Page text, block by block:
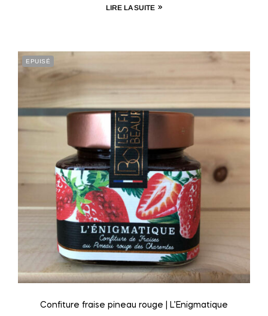
LIRE LA SUITE
EPUISÉ
Confiture fraise pineau rouge | L’Enigmatique